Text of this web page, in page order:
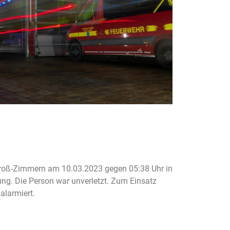
Zimmern am 10.03.2023 gegen 05:38 Uhr in
Die Person war unverletzt. Zum Einsatz